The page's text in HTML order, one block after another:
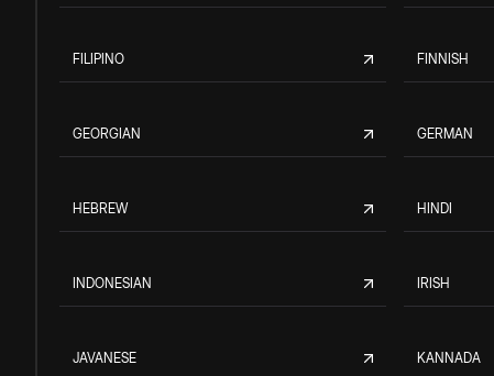
FILIPINO FINNISH
GEORGIAN GERMAN
HEBREW HINDI
INDONESIAN IRISH
JAVANESE KANNADA